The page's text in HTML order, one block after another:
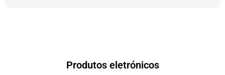
Produtos eletrónicos